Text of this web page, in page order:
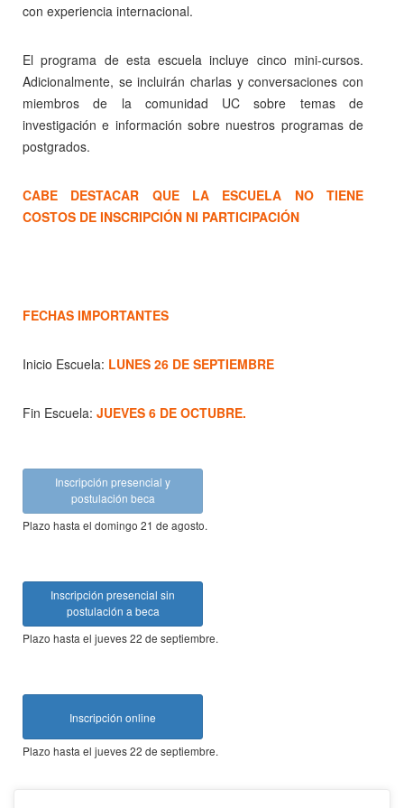
con experiencia internacional.
El programa de esta escuela incluye cinco mini-cursos.
Adicionalmente, se incluirán charlas y conversaciones con
miembros de la comunidad UC sobre temas de
investigación e información sobre nuestros programas de
postgrados.
CABE DESTACAR QUE LA ESCUELA NO TIENE
COSTOS DE INSCRIPCIÓN NI PARTICIPACIÓN
FECHAS IMPORTANTES
Inicio Escuela: LUNES 26 DE SEPTIEMBRE
Fin Escuela: JUEVES 6 DE OCTUBRE.
Inscripción presencial y
postulación beca
Plazo hasta el domingo 21 de agosto.
Inscripción presencial sin
postulación a beca
Plazo hasta el jueves 22 de septiembre.
Inscripción online
Plazo hasta el jueves 22 de septiembre.